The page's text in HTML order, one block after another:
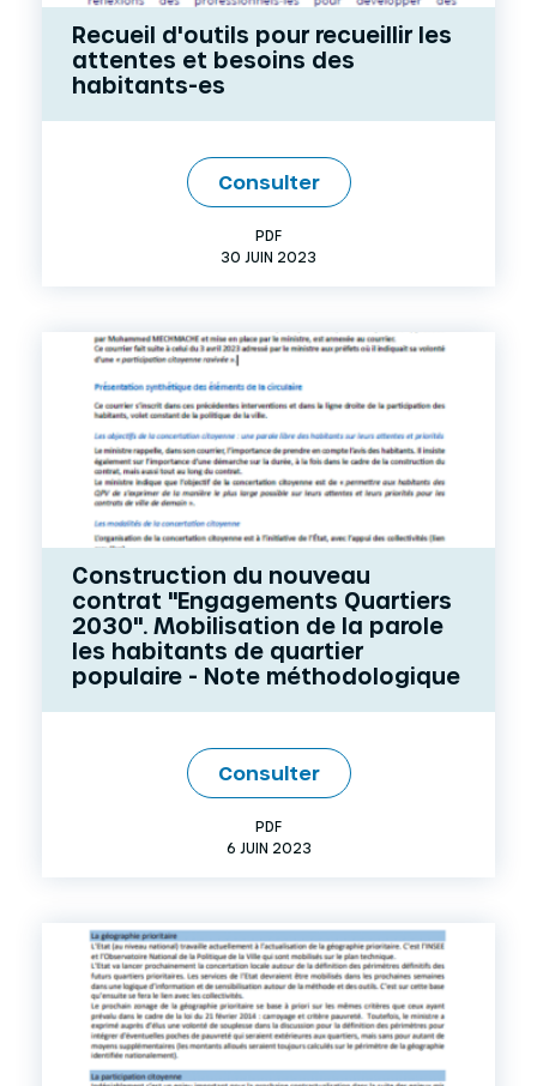
Recueil d'outils pour recueillir les
attentes et besoins des
habitants-es
Consulter
PDF
30 JUIN 2023
Construction du nouveau
contrat "Engagements Quartiers
2030". Mobilisation de la parole
les habitants de quartier
populaire - Note méthodologique
Consulter
PDF
6 JUIN 2023